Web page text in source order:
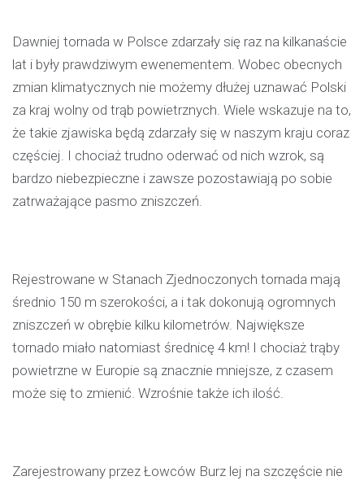
Dawniej tornada w Polsce zdarzały się raz na kilkanaście
lat i były prawdziwym ewenementem. Wobec obecnych
zmian klimatycznych nie możemy dłużej uznawać Polski
za kraj wolny od trąb powietrznych. Wiele wskazuje na to,
że takie zjawiska będą zdarzały się w naszym kraju coraz
częściej. I chociaż trudno oderwać od nich wzrok, są
bardzo niebezpieczne i zawsze pozostawiają po sobie
zatrważające pasmo zniszczeń.
Rejestrowane w Stanach Zjednoczonych tornada mają
średnio 150 m szerokości, a i tak dokonują ogromnych
zniszczeń w obrębie kilku kilometrów. Największe
tornado miało natomiast średnicę 4 km! I chociaż trąby
powietrzne w Europie są znacznie mniejsze, z czasem
może się to zmienić. Wzrośnie także ich ilość.
Zarejestrowany przez Łowców Burz lej na szczęście nie